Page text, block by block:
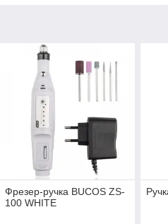
Фрезер-ручка BUCOS ZS-
100 WHITE